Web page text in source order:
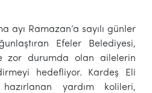
ayı Ramazan’a sayılı günler
Efeler Belediyesi,
zor durumda olan ailelerin
hedefliyor. Kardeş Eli
yardım kolileri,